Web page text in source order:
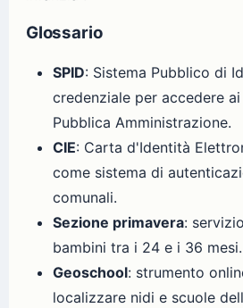
Glossario
SPID: Sistema Pubblico di
credenziale per accedere
Pubblica Amministrazione.
CIE: Carta d'Identità
come sistema di
comunali.
Sezione primavera:
bambini tra i 24 e i 36 mesi.
Geoschool: strumento
localizzare nidi e scuole